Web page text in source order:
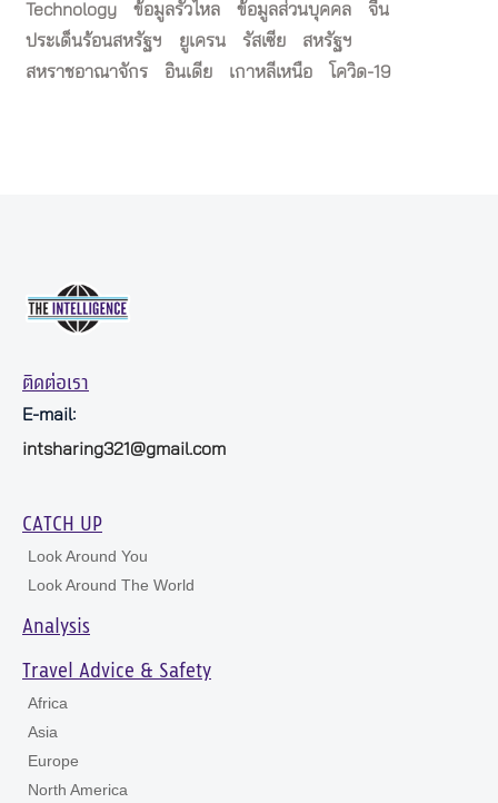
Technology
ข้อมูลรั่วไหล ข้อมูลส่วนบุคคล
จีน
ประเด็นร้อนสหรัฐฯ
ยูเครน รัสเซีย
สหรัฐฯ
สหราชอาณาจักร
อินเดีย เกาหลีเหนือ โควิด-19
ติดต่อเรา
E-mail:
intsharing321@gmail.com
CATCH UP
Look Around You
Look Around The World
Analysis
Travel Advice & Safety
Africa
Asia
Europe
North America